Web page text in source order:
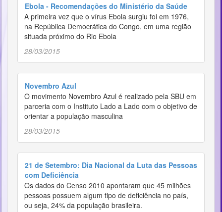
Ebola - Recomendações do Ministério da Saúde
A primeira vez que o vírus Ebola surgiu foi em 1976,
na República Democrática do Congo, em uma região
situada próximo do Rio Ebola
28/03/2015
Novembro Azul
O movimento Novembro Azul é realizado pela SBU em
parceria com o Instituto Lado a Lado com o objetivo de
orientar a população masculina
28/03/2015
21 de Setembro: Dia Nacional da Luta das Pessoas
com Deficiência
Os dados do Censo 2010 apontaram que 45 milhões
pessoas possuem algum tipo de deficiência no país,
ou seja, 24% da população brasileira.